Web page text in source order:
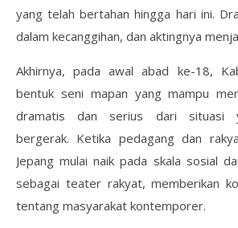
yang telah bertahan hingga hari ini.
dalam kecanggihan, dan aktingnya
Akhirnya, pada awal abad ke-18,
bentuk seni mapan yang mampu
dramatis dan serius dari situasi
bergerak. Ketika pedagang dan
Jepang mulai naik pada skala sosial
sebagai teater rakyat, memberikan
tentang masyarakat kontemporer.